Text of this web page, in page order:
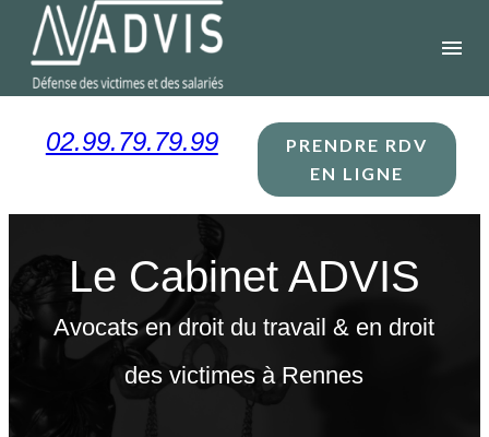
menu
02.99.79.79.99
PRENDRE RDV
EN LIGNE
Le Cabinet ADVIS
Avocats en droit du travail & en droit
des victimes à Rennes
Panneau de gestion des cookies